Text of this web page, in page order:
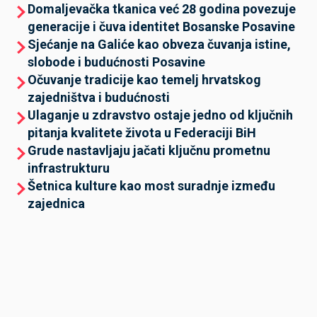
Domaljevačka tkanica već 28 godina povezuje
generacije i čuva identitet Bosanske Posavine
Sjećanje na Galiće kao obveza čuvanja istine,
slobode i budućnosti Posavine
Očuvanje tradicije kao temelj hrvatskog
zajedništva i budućnosti
Ulaganje u zdravstvo ostaje jedno od ključnih
pitanja kvalitete života u Federaciji BiH
Grude nastavljaju jačati ključnu prometnu
infrastrukturu
Šetnica kulture kao most suradnje između
zajednica